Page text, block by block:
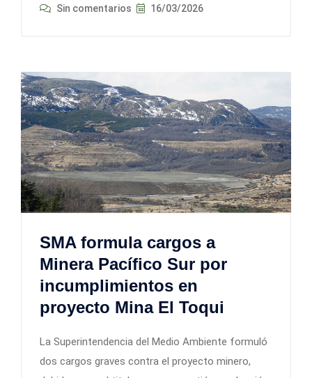
Sin comentarios 16/03/2026
SMA formula cargos a
Minera Pacífico Sur por
incumplimientos en
proyecto Mina El Toqui
La Superintendencia del Medio Ambiente formuló
dos cargos graves contra el proyecto minero,